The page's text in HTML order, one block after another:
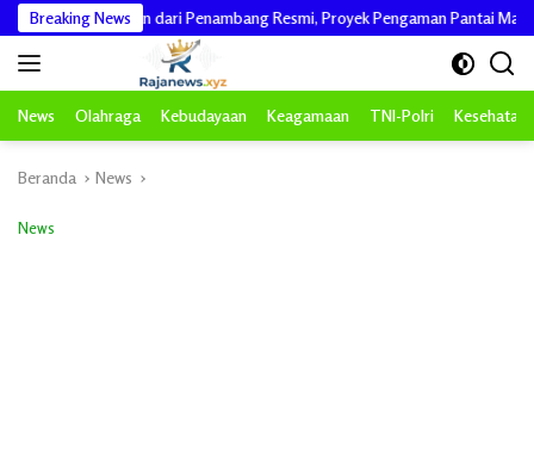
Langsung
ke
konten
Breaking News
RI Pastikan dari Penambang Resmi, Proyek Pengaman Pantai Mandiri
News Olahraga Kebudayaan Keagamaan TNI-Polri Kesehatan
Beranda News
News